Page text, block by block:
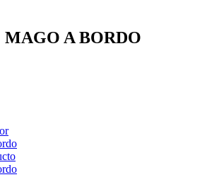
MAGO A BORDO